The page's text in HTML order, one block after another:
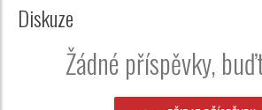
Diskuze
Žádné příspěvky,